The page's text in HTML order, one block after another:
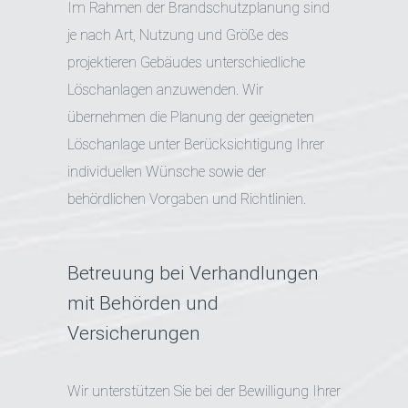
Im Rahmen der Brandschutzplanung sind
je nach Art, Nutzung und Größe des
projektieren Gebäudes unterschiedliche
Löschanlagen anzuwenden. Wir
übernehmen die Planung der geeigneten
Löschanlage unter Berücksichtigung Ihrer
individuellen Wünsche sowie der
behördlichen Vorgaben und Richtlinien.
Betreuung bei Verhandlungen
mit Behörden und
Versicherungen
Wir unterstützen Sie bei der Bewilligung Ihrer